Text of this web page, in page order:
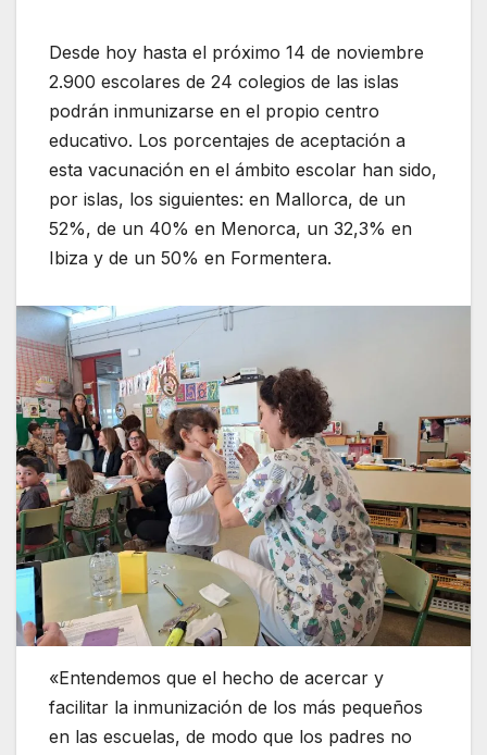
Desde hoy hasta el próximo 14 de noviembre
2.900 escolares de 24 colegios de las islas
podrán inmunizarse en el propio centro
educativo. Los porcentajes de aceptación a
esta vacunación en el ámbito escolar han sido,
por islas, los siguientes: en Mallorca, de un
52%, de un 40% en Menorca, un 32,3% en
Ibiza y de un 50% en Formentera.
«Entendemos que el hecho de acercar y
facilitar la inmunización de los más pequeños
en las escuelas, de modo que los padres no